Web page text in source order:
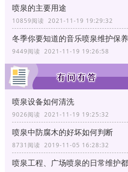
喷泉的主要用途
10859阅读 2021-11-19 19:29:32
冬季你要知道的音乐喷泉维护保养
9449阅读 2021-11-19 19:26:58
喷泉设备如何清洗
9026阅读 2021-11-19 19:25:32
喷泉中防腐木的好坏如何判断
8731阅读 2019-11-05 16:28:32
喷泉工程、广场喷泉的日常维护